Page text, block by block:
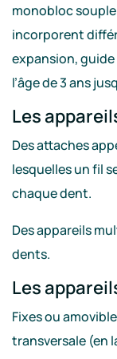
monobloc
incorporent
expansion,
l’âge de 3 ans
Les
Des attaches
lesquelles un fil
chaque dent.
Des appareils
dents.
Les
Fixes ou
transversale (en